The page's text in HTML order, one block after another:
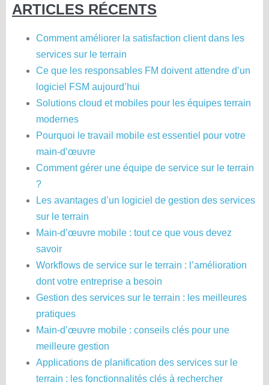
ARTICLES RÉCENTS
Comment améliorer la satisfaction client dans les
services sur le terrain
Ce que les responsables FM doivent attendre d’un
logiciel FSM aujourd’hui
Solutions cloud et mobiles pour les équipes terrain
modernes
Pourquoi le travail mobile est essentiel pour votre
main-d’œuvre
Comment gérer une équipe de service sur le terrain
?
Les avantages d’un logiciel de gestion des services
sur le terrain
Main-d’œuvre mobile : tout ce que vous devez
savoir
Workflows de service sur le terrain : l’amélioration
dont votre entreprise a besoin
Gestion des services sur le terrain : les meilleures
pratiques
Main-d’œuvre mobile : conseils clés pour une
meilleure gestion
Applications de planification des services sur le
terrain : les fonctionnalités clés à rechercher